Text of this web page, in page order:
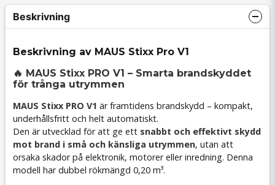
Beskrivning
Beskrivning av MAUS Stixx Pro V1
🔥 MAUS Stixx PRO V1 – Smarta brandskyddet
för trånga utrymmen
MAUS Stixx PRO V1 är framtidens brandskydd – kompakt,
underhållsfritt och helt automatiskt.
Den är utvecklad för att ge ett snabbt och effektivt skydd
mot brand i små och känsliga utrymmen, utan att
orsaka skador på elektronik, motorer eller inredning. Denna
modell har dubbel rökmängd 0,20 m³.